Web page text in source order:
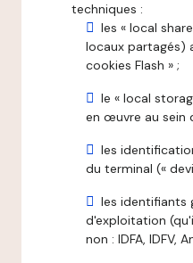
techniques :
les « local
locaux partagés)
cookies Flash » ;
le « local
en œuvre au sein
les
du terminal («
les identifiants
d'exploitation
non : IDFA, IDFV,